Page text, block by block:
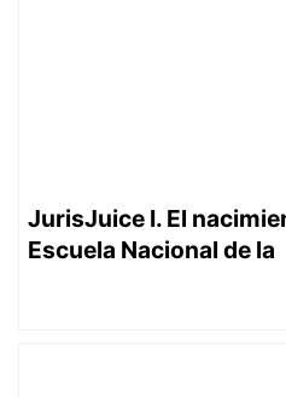
JurisJuice I. El
Escuela Nacional de la